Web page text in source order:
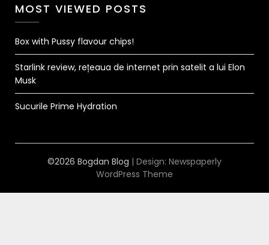
MOST VIEWED POSTS
Box with Pussy flavour chips!
Starlink review, rețeaua de internet prin satelit a lui Elon
Musk
Sucurile Prime Hydration
©2026 Bogdan Blog | Design: Newspaperly
WordPress Theme